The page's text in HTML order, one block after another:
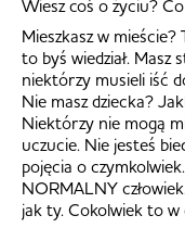
Wiesz coś o życiu?
Mieszkasz w mieście?
to byś wiedział. Masz
niektórzy musieli iść
Nie masz dziecka?
Niektórzy nie mogą
uczucie. Nie jesteś
pojęcia o
NORMALNY
jak ty. Cokolwiek to w